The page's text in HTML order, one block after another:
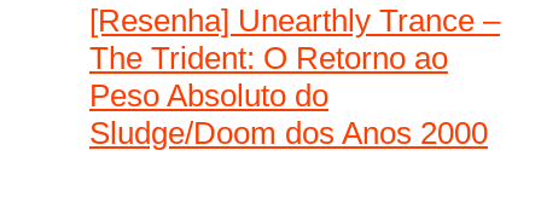
[Resenha] Unearthly Trance –
The Trident: O Retorno ao
Peso Absoluto do
Sludge/Doom dos Anos 2000